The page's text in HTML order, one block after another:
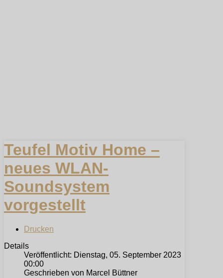
Teufel Motiv Home –
neues WLAN-
Soundsystem
vorgestellt
Drucken
Details
Veröffentlicht: Dienstag, 05. September 2023
00:00
Geschrieben von Marcel Büttner